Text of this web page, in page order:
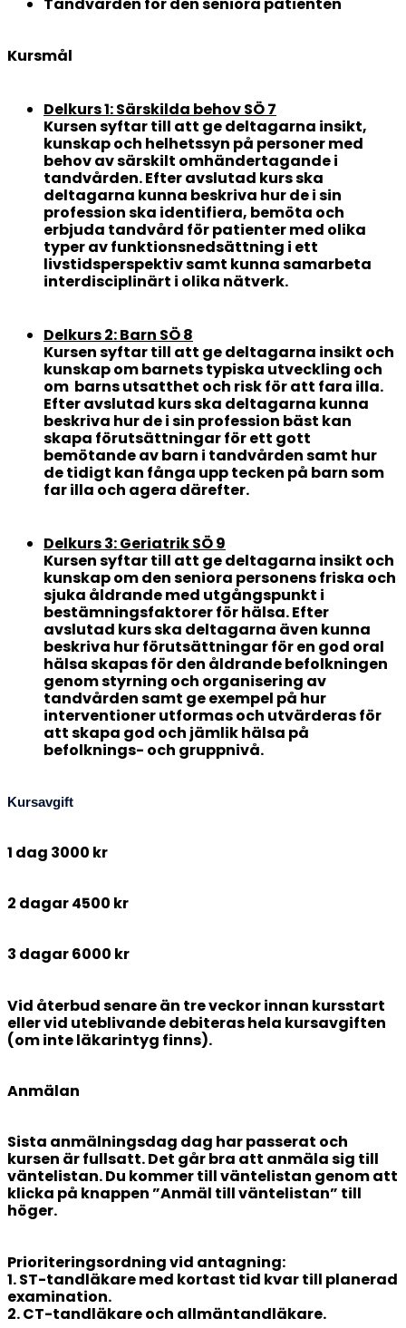
Tandvården för den seniora patienten
Kursmål
Delkurs 1: Särskilda behov SÖ 7
Kursen syftar till att ge deltagarna insikt,
kunskap och helhetssyn på personer med
behov av särskilt omhändertagande i
tandvården. Efter avslutad kurs ska
deltagarna kunna beskriva hur de i sin
profession ska identifiera, bemöta och
erbjuda tandvård för patienter med olika
typer av funktionsnedsättning i ett
livstidsperspektiv samt kunna samarbeta
interdisciplinärt i olika nätverk.
Delkurs 2: Barn SÖ 8
Kursen syftar till att ge deltagarna insikt och
kunskap om barnets typiska utveckling och
om barns utsatthet och risk för att fara illa.
Efter avslutad kurs ska deltagarna kunna
beskriva hur de i sin profession bäst kan
skapa förutsättningar för ett gott
bemötande av barn i tandvården samt hur
de tidigt kan fånga upp tecken på barn som
far illa och agera därefter.
Delkurs 3: Geriatrik SÖ 9
Kursen syftar till att ge deltagarna insikt och
kunskap om den seniora personens friska och
sjuka åldrande med utgångspunkt i
bestämningsfaktorer för hälsa. Efter
avslutad kurs ska deltagarna även kunna
beskriva hur förutsättningar för en god oral
hälsa skapas för den åldrande befolkningen
genom styrning och organisering av
tandvården samt ge exempel på hur
interventioner utformas och utvärderas för
att skapa god och jämlik hälsa på
befolknings- och gruppnivå.
Kursavgift
1 dag 3000 kr
2 dagar 4500 kr
3 dagar 6000 kr
Vid återbud senare än tre veckor innan kursstart
eller vid uteblivande debiteras hela kursavgiften
(om inte läkarintyg finns).
Anmälan
Sista anmälningsdag dag har passerat och
kursen är fullsatt.Det går bra att anmäla sig till
väntelistan. Du kommer till väntelistan genom att
klicka på knappen ”Anmäl till väntelistan” till
höger.
Prioriteringsordning vid antagning:
1. ST-tandläkare med kortast tid kvar till planerad
examination.
2. CT-tandläkare och allmäntandläkare.